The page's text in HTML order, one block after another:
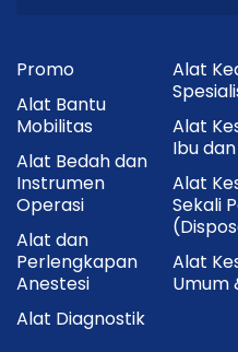
Promo
Alat Bantu
Mobilitas
Alat Bedah dan
Instrumen
Operasi
Alat dan
Perlengkapan
Anestesi
Alat Diagnostik
Alat
Alat
Ibu
Alat
Sekali
Alat
Umum